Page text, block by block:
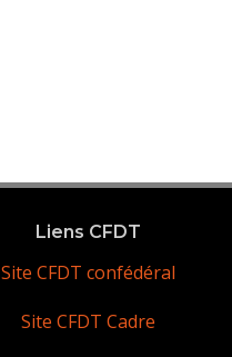
Liens CFDT
Site CFDT confédéral
Site CFDT Cadre